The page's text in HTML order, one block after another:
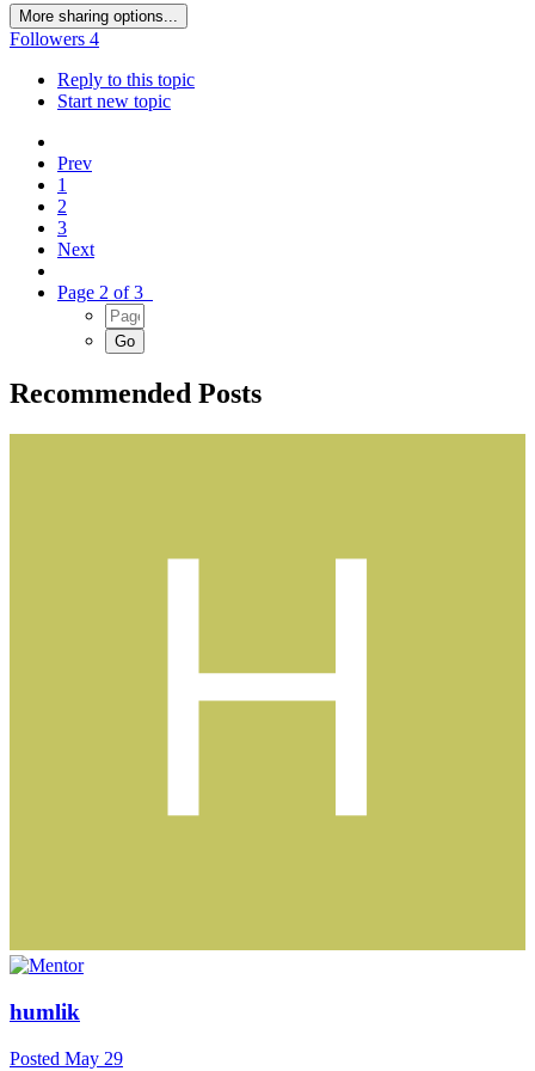
More sharing options...
Followers 4
Reply to this topic
Start new topic
Prev
1
2
3
Next
Page 2 of 3
Recommended Posts
humlik
Posted May 29